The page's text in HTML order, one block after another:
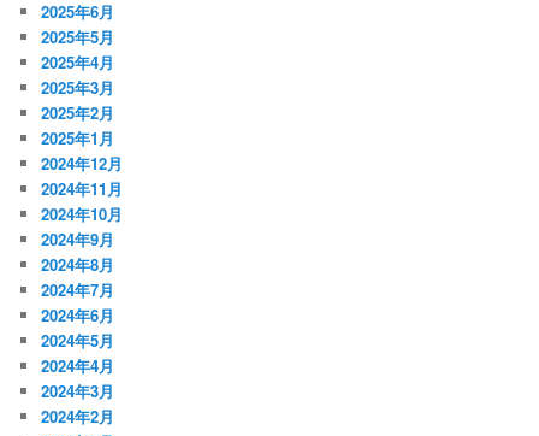
2025年6月
2025年5月
2025年4月
2025年3月
2025年2月
2025年1月
2024年12月
2024年11月
2024年10月
2024年9月
2024年8月
2024年7月
2024年6月
2024年5月
2024年4月
2024年3月
2024年2月